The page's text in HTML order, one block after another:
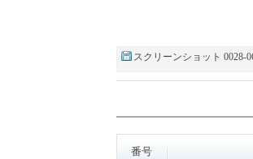
スクリーンショット 0028-
番号